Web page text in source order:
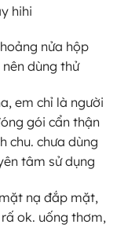
hihi
nửa hộp
dùng thử
em chỉ là người
gói cẩn thận
chu. chưa dùng
tâm sử dụng
nạ đắp mặt,
ok. uống thơm,